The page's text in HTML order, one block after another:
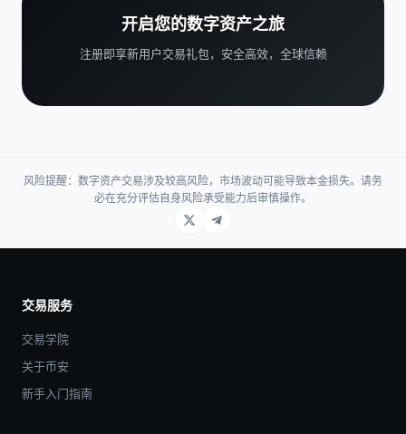
开启您的数字资产之旅
注册即享新用户交易礼包，安全高效，全球信赖
风险提醒：数字资产交易涉及较高风险，市场波动可能导致本金损失。请务
必在充分评估自身风险承受能力后审慎操作。
交易服务
交易学院
关于币安
新手入门指南